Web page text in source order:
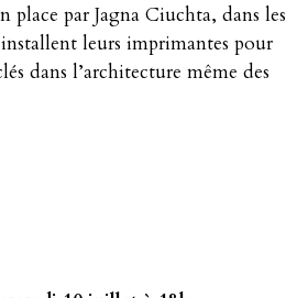
place par Jagna Ciuchta, dans les
leurs imprimantes pour
dans l’architecture même des